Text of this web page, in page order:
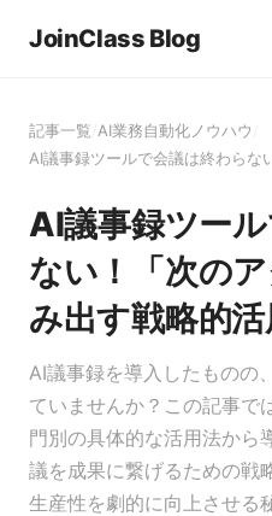
JoinClass Blog
記事一覧 AI業務自動化ノウハウ
AI議事録ツールで会議は終わら
AI議事録ツー
ない！「次の
み出す戦略的
AI議事録を導入したものの
ていませんか？この記事で
門別の具体的な活用法から
議を成果に繋げるための戦
生産性を劇的に向上させる